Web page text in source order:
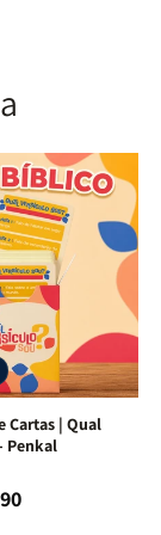
|
Full
Color
|
Capa
Dura
Harpa
|
-
Cruz
Laranja
Cartas | Qual
Penkal